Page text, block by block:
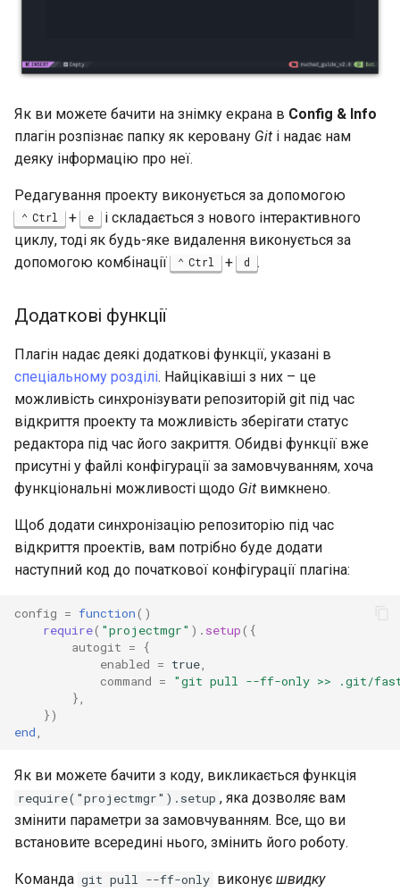
Як ви можете бачити на знімку екрана в Config & Info
плагін розпізнає папку як керовану Git і надає нам
деяку інформацію про неї.
Редагування проекту виконується за допомогою
Ctrl + e
і складається з нового інтерактивного
циклу, тоді як будь-яке видалення виконується за
допомогою комбінації
Ctrl + d .
Додаткові функції
Плагін надає деякі додаткові функції, указані в
спеціальному розділі. Найцікавіші з них – це
можливість синхронізувати репозиторій git під час
відкриття проекту та можливість зберігати статус
редактора під час його закриття. Обидві функції вже
присутні у файлі конфігурації за замовчуванням, хоча
функціональні можливості щодо Git вимкнено.
Щоб додати синхронізацію репозиторію під час
відкриття проектів, вам потрібно буде додати
наступний код до початкової конфігурації плагіна:
config = function()
require( "projectmgr" ). setup({
autogit =
{
enabled = true,
command =
"git pull --ff-only >> .git/
},
})
end,
Як ви можете бачити з коду, викликається функція
require("projectmgr").setup , яка дозволяє вам
змінити параметри за замовчуванням. Все, що ви
встановите всередині нього, змінить його роботу.
Команда git pull --ff-only виконує швидку